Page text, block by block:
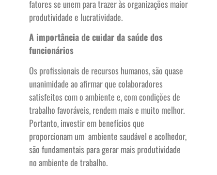
fatores se unem para trazer às organizações maior
produtividade e lucratividade.
A importância de cuidar da saúde dos
funcionários
Os profissionais de recursos humanos, são quase
unanimidade ao afirmar que colaboradores
satisfeitos com o ambiente e, com condições de
trabalho favoráveis, rendem mais e muito melhor.
Portanto, investir em benefícios que
proporcionam um ambiente saudável e acolhedor,
são fundamentais para gerar mais produtividade
no ambiente de trabalho.